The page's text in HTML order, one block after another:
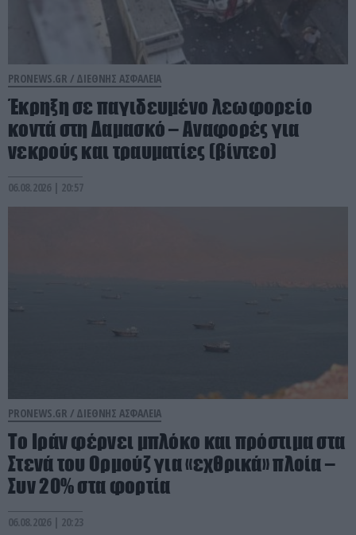
PRONEWS.GR / ΔΙΕΘΝΗΣ ΑΣΦΑΛΕΙΑ
Έκρηξη σε παγιδευμένο λεωφορείο
κοντά στη Δαμασκό – Αναφορές για
νεκρούς και τραυματίες (βίντεο)
06.08.2026 | 20:57
PRONEWS.GR / ΔΙΕΘΝΗΣ ΑΣΦΑΛΕΙΑ
Το Ιράν φέρνει μπλόκο και πρόστιμα στα
Στενά του Ορμούζ για «εχθρικά» πλοία –
Συν 20% στα φορτία
06.08.2026 | 20:23